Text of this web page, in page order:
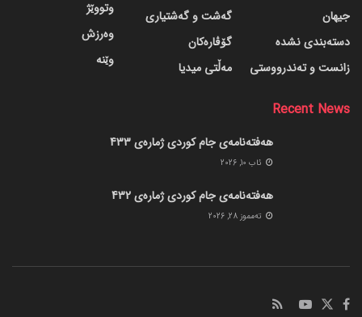
جیهان
دسته‌بندی نشده
زانست و تەندرووستی
گه‌شت و گه‌شتیاری
گۆڤاره‌کان
مەڵتی میدیا
وتووێژ
وەرزش
وێنە
Recent News
هەفتەنامەی جام کوردی ژمارەی 433
ئاب 10, 2026
هەفتەنامەی جام کوردی ژمارەی 432
ته‌مموز 28, 2026